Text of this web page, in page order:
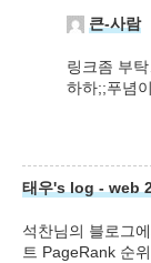
큰-사람
링크좀 부
하하;;푸념
태우's log - web
석찬님의 블로그
트 PageRank 순